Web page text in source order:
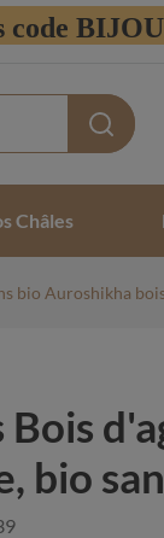
code
Châles
bio Auroshikha
Bois
bio